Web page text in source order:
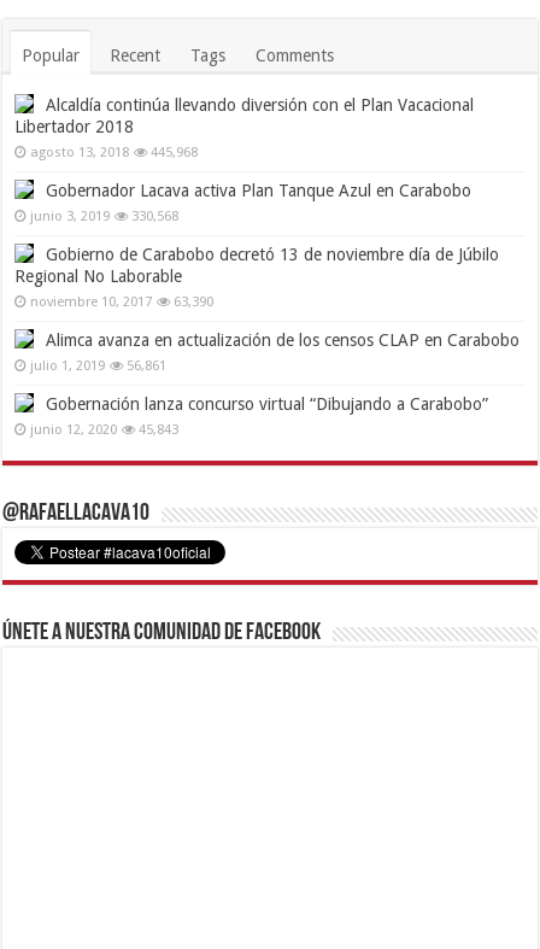
Popular Recent Tags Comments
Alcaldía continúa llevando diversión con el Plan Vacacional
Libertador 2018
agosto 13, 2018 445,968
Gobernador Lacava activa Plan Tanque Azul en Carabobo
junio 3, 2019 330,568
Gobierno de Carabobo decretó 13 de noviembre día de Júbilo
Regional No Laborable
noviembre 10, 2017 63,390
Alimca avanza en actualización de los censos CLAP en Carabobo
julio 1, 2019 56,861
Gobernación lanza concurso virtual “Dibujando a Carabobo”
junio 12, 2020 45,843
@RafaelLacava10
Únete a nuestra comunidad de Facebook